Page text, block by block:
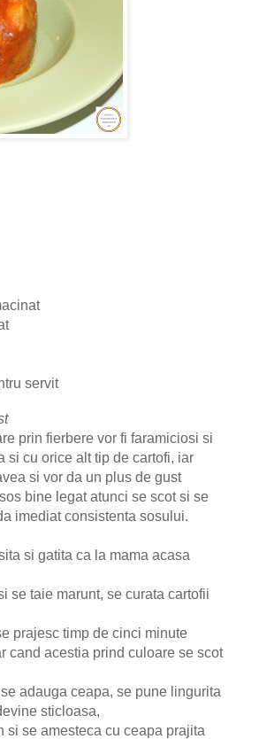
servit
prin fierbere vor fi faramiciosi si
si cu orice alt tip de cartofi, iar
si vor da un plus de gust
bine legat atunci se scot si se
imediat consistenta sosului.
si gatita ca la mama acasa
se taie marunt, se curata cartofii
prajesc timp de cinci minute
cand acestia prind culoare se scot
adauga ceapa, se pune lingurita
sticloasa,
si se amesteca cu ceapa prajita